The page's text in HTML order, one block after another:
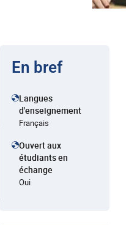
En bref
Langues
d'enseignement
Français
Ouvert aux
étudiants en
échange
Oui